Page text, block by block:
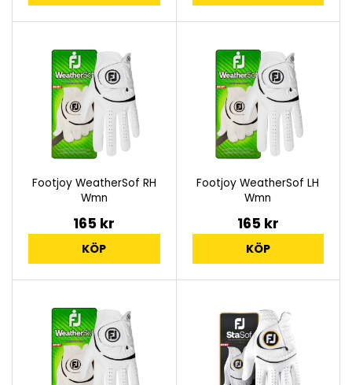
Footjoy WeatherSof RH
Wmn
165 kr
KÖP
Footjoy WeatherSof LH
Wmn
165 kr
KÖP